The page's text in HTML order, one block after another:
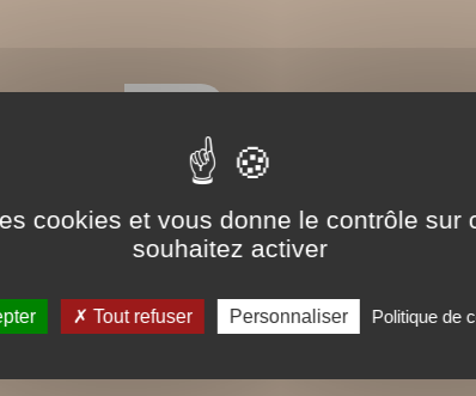
Nos ePubs sont des
charge le format ePub
ou Iphone (avec l'appli
Ces ePubs sont alors revus et
la mise en page n'est donc pas
charte graphique initiale. Les contenus
intégralement reproduits dans ce format.
cookies et vous donne le contrôle sur
souhaitez activer
Tout refuser Personnaliser Politique de